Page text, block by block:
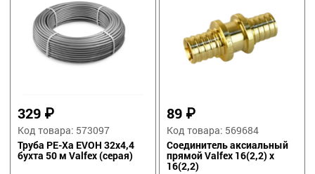
329 ₽
Код товара: 573097
Труба PE-Xa EVOH 32х4,4
бухта 50 м Valfex (серая)
89 ₽
Код товара: 569684
Соединитель аксиальный
прямой Valfex 16(2,2) х
16(2,2)